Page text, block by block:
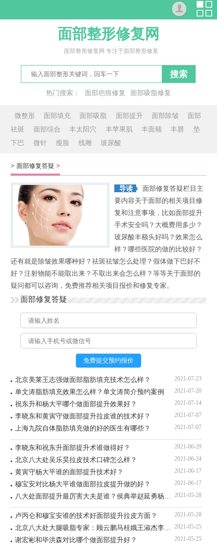
面部整形修复网
面部整形修复网 专注于面部整形修复
搜索
热门搜索： 面部疤痕修复
面部吸脂修复
微整形
面部填充 面部吸脂 面部提升 面部除皱
面部
祛斑
面部综合 丰太阳穴 丰苹果肌 丰面颊 丰唇
垫
下巴
微针 瘦脸 线雕 玻尿酸
>面部修复答疑 >
导读
面部修复答疑栏目主
要内容关于面部的相关项目修
复和注意事项，比如面部提升
手术安全吗？大概费用多少？
玻尿酸丰额头好吗？效果怎么
样？哪些医院的做的比较好？
还有就是除皱效果哪种好？祛斑祛皱怎么处理？假体做下巴好不
好？注射物能不能取出来？不取出来会怎么样？等等关于面部的
疑问都可以咨询，免费推荐相关项目报价和修复专家。
面部修复答疑
2021-07-23
北京美莱王志强做面部脂肪填充技术怎么样？
2021-07-20
单文涛脂肪填充效果怎么样？单文涛简介预约案例
2021-07-14
祝东升和杨大平哪个做面部提升效果好？
2021-07-07
李晓东和黄寅守做面部提升拉皮谁的技术好？
2021-07-07
上海九院自体脂肪填充做的好的医生有哪些？
2021-06-29
李晓东和祝东升面部提升术谁做得好？
2021-06-24
北京八大处吴乐昊拉皮技术口碑怎么样？
2021-06-17
黄寅守杨大平谁的面部提升技术好？
2021-06-17
穆宝安对比杨大平谁做面部拉皮提升做的好？
2021-05-28
2021-05-28
卢丙仑和穆宝安谁的技术好面部提升拉皮方面？
2021-05-25
2021-05-25
谢宏彬和毕洪森对比哪个做面部提升好？